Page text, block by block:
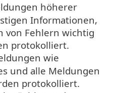
höherer
Informationen,
von Fehlern wichtig
protokolliert.
wie
und alle Meldungen
protokolliert.